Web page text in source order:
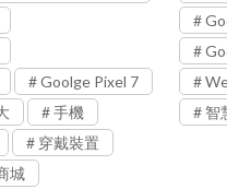
Goolge Pixel 7
手機
穿戴裝置
城
智